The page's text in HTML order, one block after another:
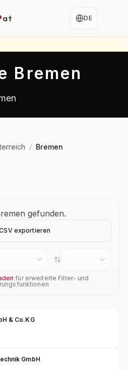
at DE
Bremen
/ Bremen
gefunden.
exportieren
für erweiterte Filter- und
& Co.KG
GmbH